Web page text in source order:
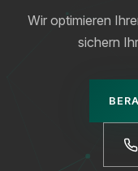
Wir optimieren
sichern